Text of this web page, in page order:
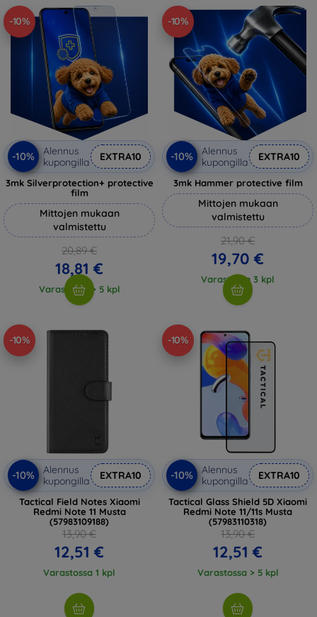
-10%
-10%
Alennus
kupongilla
EXTRA10
3mk Silverprotection+ protective
film
Mittojen mukaan
valmistettu
20,89 €
18,81 €
Varastossa > 5 kpl
-10%
-10%
Alennus
kupongilla
EXTRA10
3mk Hammer protective film
Mittojen mukaan
valmistettu
21,90 €
19,70 €
Varastossa 3 kpl
-10%
-10%
Alennus
kupongilla
EXTRA10
Tactical Field Notes Xiaomi
Redmi Note 11 Musta
(57983109188)
13,90 €
12,51 €
Varastossa 1 kpl
-10%
-10%
Alennus
kupongilla
EXTRA10
Tactical Glass Shield 5D Xiaomi
Redmi Note 11/11s Musta
(57983110318)
13,90 €
12,51 €
Varastossa > 5 kpl